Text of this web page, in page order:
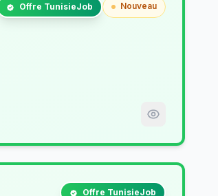
Offre TunisieJob Nouveau
Offre TunisieJob